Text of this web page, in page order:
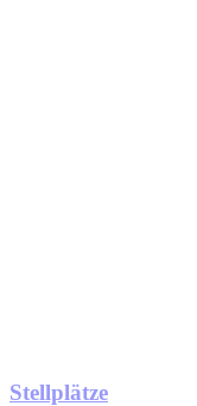
Stellplätze